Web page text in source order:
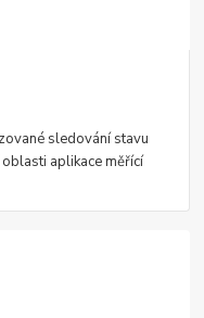
sledování stavu
aplikace měřící